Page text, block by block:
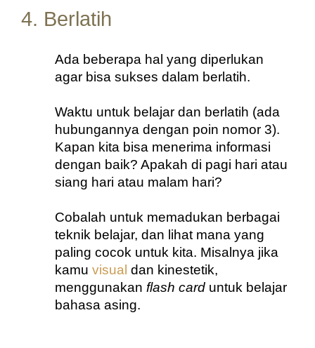
4. Berlatih
Ada beberapa hal yang diperlukan
agar bisa sukses dalam berlatih.
Waktu untuk belajar dan berlatih (ada
hubungannya dengan poin nomor 3).
Kapan kita bisa menerima informasi
dengan baik? Apakah di pagi hari atau
siang hari atau malam hari?
Cobalah untuk memadukan berbagai
teknik belajar, dan lihat mana yang
paling cocok untuk kita. Misalnya jika
kamu visual dan kinestetik,
menggunakan flash card untuk belajar
bahasa asing.